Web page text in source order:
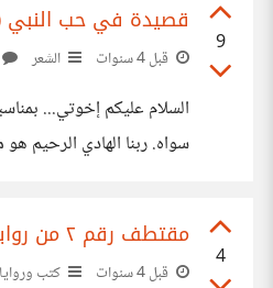
9
قصيدة في حب النبي
قبل 4 سنوات الشعر
4
مقتطف رقم ٢ من رواية " جمهورية بروكا و فيرنيكه "
قبل 4 سنوات كتب